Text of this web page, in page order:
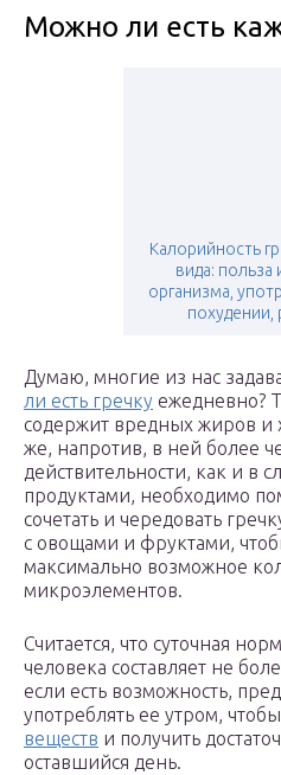
Можно ли есть
Калорийность
вида: польза
организма,
похудении,
Думаю, многие из нас
ли есть гречку ежедневно?
содержит вредных жиров и
же, напротив, в ней более
действительности, как и в
продуктами, необходимо
сочетать и чередовать
с овощами и фруктами,
максимально возможное
микроэлементов.
Считается, что суточная
человека составляет не
если есть возможность,
употреблять ее утром, чтобы
веществ и получить
оставшийся день.